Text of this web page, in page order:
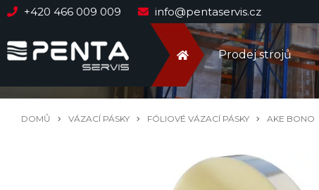
+420 466 009 009 info@pentaservis.cz
Prodej strojů
DOMŮ VÁZACÍ PÁSKY FÓLIOVÉ VÁZACÍ PÁSKY AKE BONO